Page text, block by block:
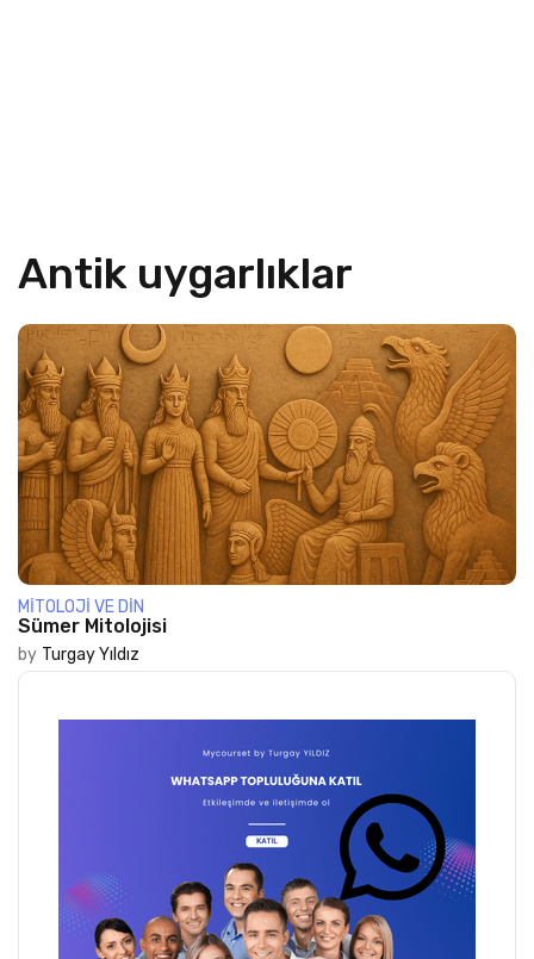
Antik uygarlıklar
MITOLOJI VE DIN
Sümer Mitolojisi
by Turgay Yıldız